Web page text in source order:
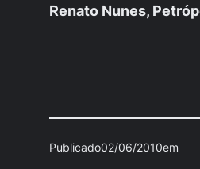
Renato Nunes,
Publicado02/06/2010em